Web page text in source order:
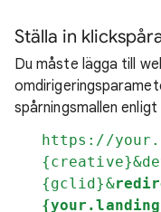
Ställa in
Du måste lägga till
spårningsmallen
https://
{gclid}&